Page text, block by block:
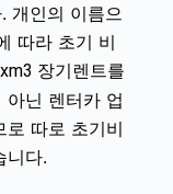
개인의 이름으
따라 초기 비
xm3 장기렌트를
아닌 렌터카 업
로 따로 초기비
니다.